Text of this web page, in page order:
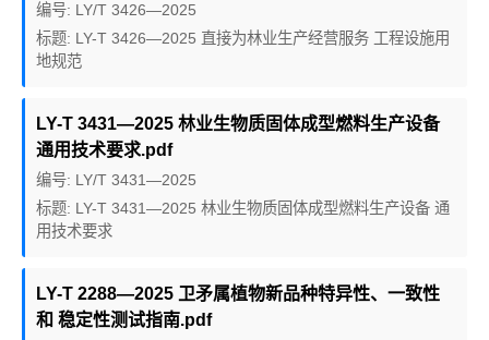
编号: LY/T 3426—2025
标题: LY-T 3426—2025 直接为林业生产经营服务 工程设施用
地规范
LY-T 3431—2025 林业生物质固体成型燃料生产设备
通用技术要求.pdf
编号: LY/T 3431—2025
标题: LY-T 3431—2025 林业生物质固体成型燃料生产设备 通
用技术要求
LY-T 2288—2025 卫矛属植物新品种特异性、一致性
和 稳定性测试指南.pdf